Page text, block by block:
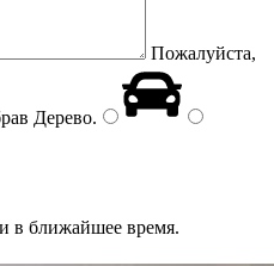
Пожалуйста,
Дерево.
в ближайшее время.